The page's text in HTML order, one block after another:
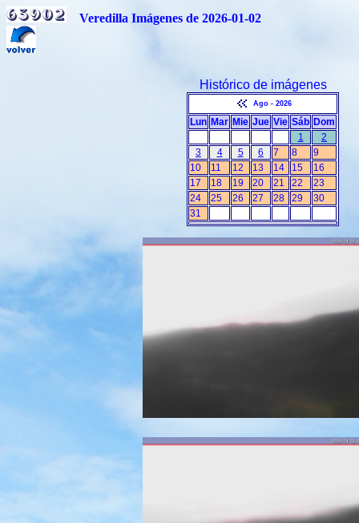
Veredilla Imágenes de 2026-01-02
Histórico de imágenes
Ago - 2026
Lun Mar Mie Jue Vie Sáb Dom
1
2
3
4 5 6 7 8
9
10
11 12 13 14 15
16
17
18 19 20 21 22
23
24
25 26 27 28 29
30
31